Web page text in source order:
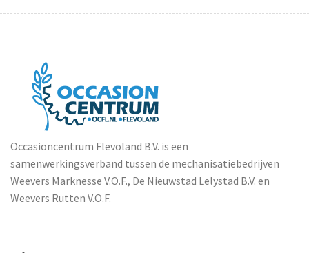
Occasioncentrum Flevoland B.V. is een
samenwerkingsverband tussen de mechanisatiebedrijven
Weevers Marknesse V.O.F., De Nieuwstad Lelystad B.V. en
Weevers Rutten V.O.F.